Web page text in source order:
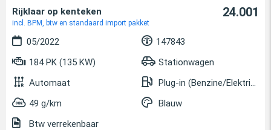
Rijklaar op kenteken
incl. BPM, btw en standaard import pakket
24.001
05/2022
147843
184 PK (135 KW)
Stationwagen
Automaat
Plug-in (Benzine/Elektrisch)
49 g/km
Blauw
Btw verrekenbaar